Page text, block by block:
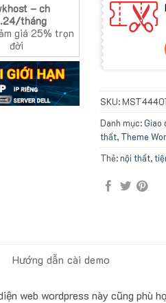
– ch
tháng
giá 25% trọn
đời
SKU: MST44401
Danh mục:Giao
thất, Theme
Thẻ:nội thất,
Hướng dẫn cài demo
web wordpress này cũng phù